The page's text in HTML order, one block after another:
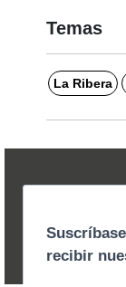
Temas
La Ribera